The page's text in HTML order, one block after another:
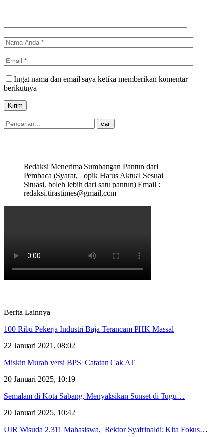
Ingat nama dan email saya ketika memberikan komentar
berikutnya
Redaksi Menerima Sumbangan Pantun dari
Pembaca (Syarat, Topik Harus Aktual Sesuai
Situasi, boleh lebih dari satu pantun) Email :
redaksi.tirastimes@gmail,com
Berita Lainnya
100 Ribu Pekerja Industri Baja Terancam PHK Massal
22 Januari 2021, 08:02
Miskin Murah versi BPS: Catatan Cak AT
20 Januari 2025, 10:19
Semalam di Kota Sabang, Menyaksikan Sunset di Tugu…
20 Januari 2025, 10:42
UIR Wisuda 2.311 Mahasiswa, Rektor Syafrinaldi: Kita Fokus…